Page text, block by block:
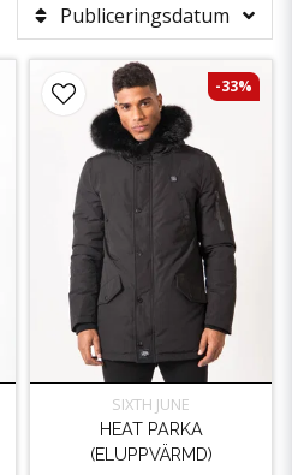
Publiceringsdatum
SIXTH JUNE
HEAT PARKA
(ELUPPVÄRMD)
-33%